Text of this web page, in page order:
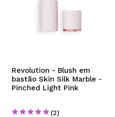
Revolution - Blush em
bastão Skin Silk Marble -
Pinched Light Pink
(2)